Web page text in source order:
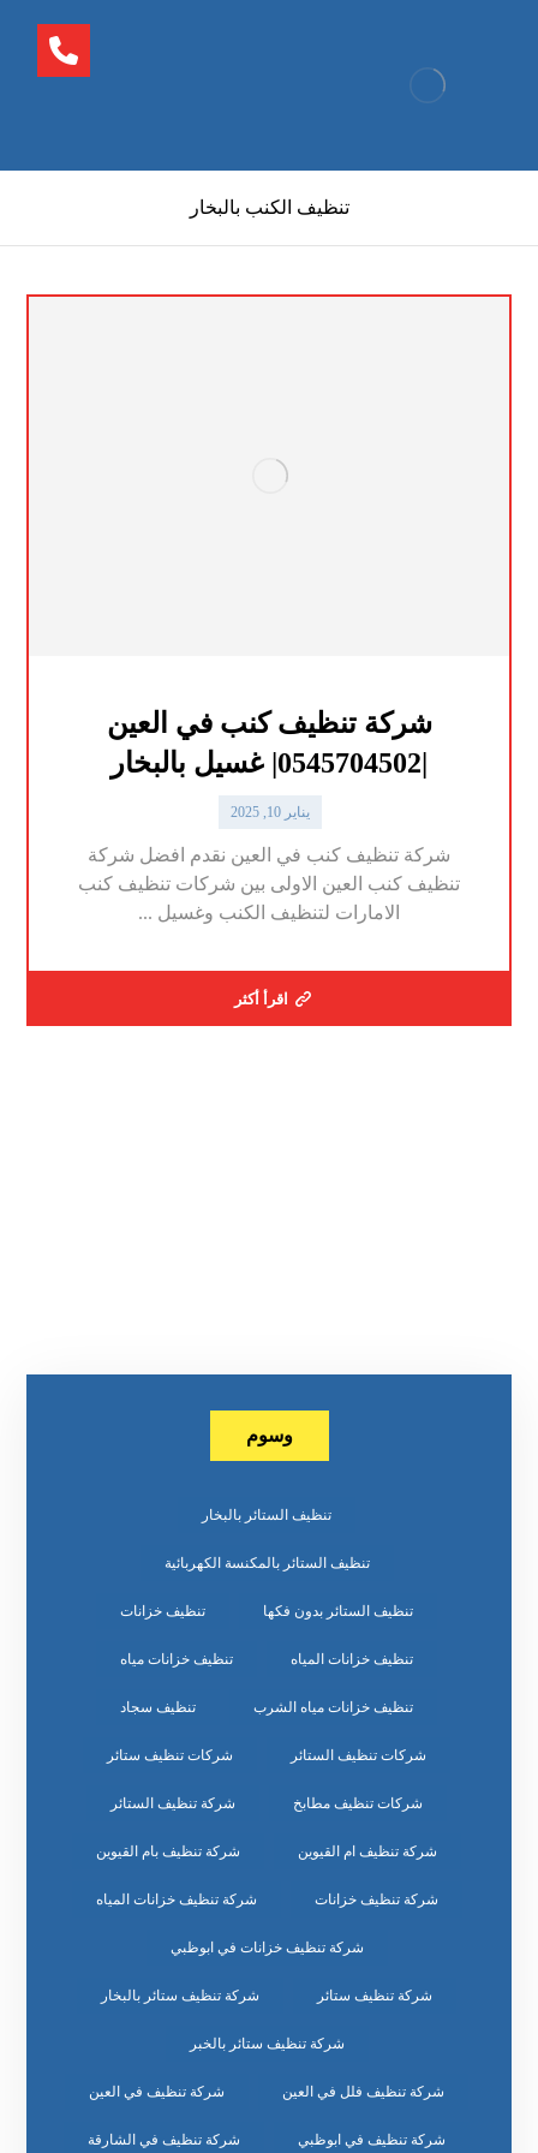
تنظيف الكنب بالبخار
شركة تنظيف كنب في العين
يناير 10, 2025
شركة تنظيف كنب في العين نقدم افضل شركة
تنظيف كنب العين الاولى بين شركات تنظيف كنب
الامارات لتنظيف الكنب وغسيل ...
اقرأ أكثر
وسوم
تنظيف الستائر بالبخار
تنظيف الستائر بالمكنسة الكهربائية
تنظيف الستائر بدون فكها تنظيف خزانات
تنظيف خزانات المياه تنظيف خزانات مياه
تنظيف خزانات مياه الشرب تنظيف سجاد
شركات تنظيف الستائر شركات تنظيف ستائر
شركات تنظيف مطابخ شركة تنظيف الستائر
شركة تنظيف ام القيوين شركة تنظيف بام القيوين
شركة تنظيف خزانات شركة تنظيف خزانات المياه
شركة تنظيف خزانات في ابوظبي
شركة تنظيف ستائر شركة تنظيف ستائر بالبخار
شركة تنظيف ستائر بالخبر
شركة تنظيف فلل في العين شركة تنظيف في العين
شركة تنظيف في ابوظبي شركة تنظيف في الشارقة